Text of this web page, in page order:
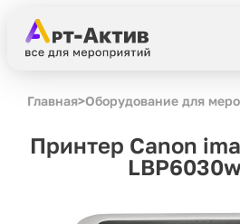
Главная>Оборудование для
Принтер Canon